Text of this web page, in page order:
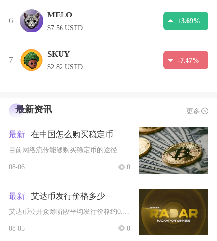
6
MELO
$7.56 USTD
+3.69%
7
SKUY
$2.82 USTD
-7.47%
最新资讯 更多
最新 在中国怎么购买稳定币
目前网络流传能够购买稳定币的途径主要分为场外点对点交易、翻墙登录境外交易所OTC通道、社群
08-06 0
最新 艾达币发行价格多少
08-05 0